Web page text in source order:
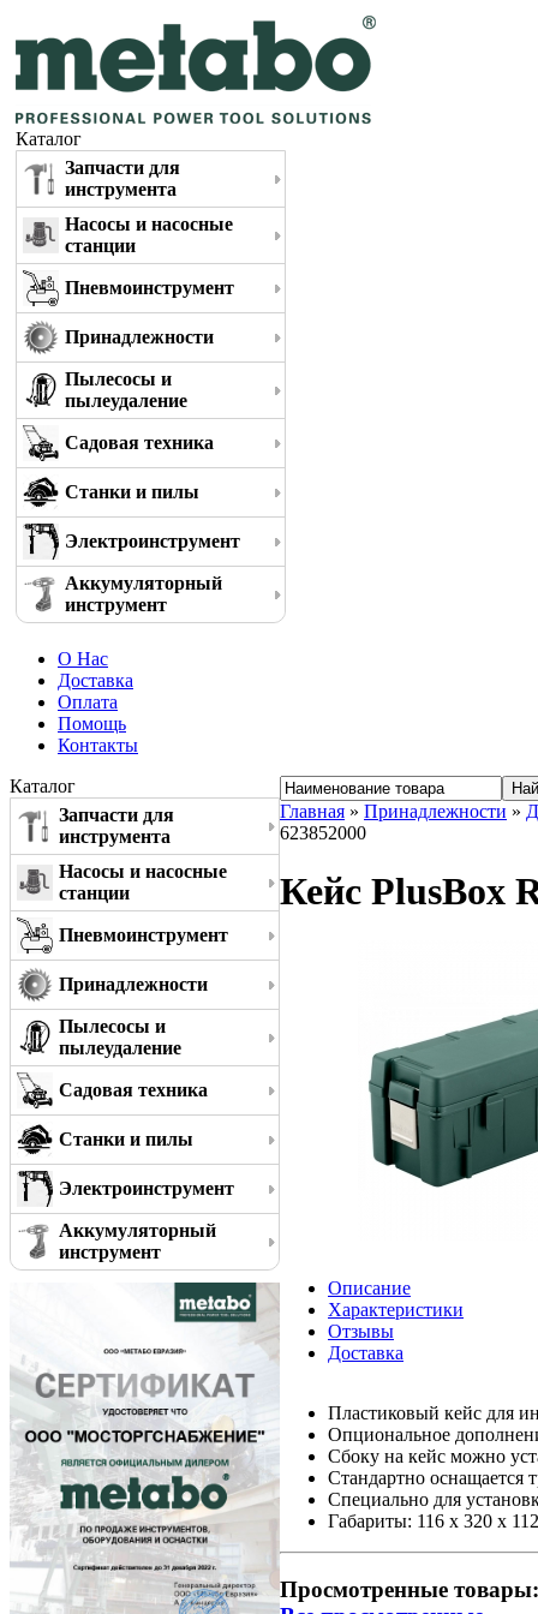
Каталог
Запчасти для
инструмента
Насосы и насосные
станции
Пневмоинструмент
Принадлежности
Пылесосы и
пылеудаление
Садовая техника
Станки и пилы
Электроинструмент
Аккумуляторный
инструмент
О Нас
Доставка
Оплата
Помощь
Контакты
Каталог
Запчасти для
инструмента
Насосы и насосные
станции
Пневмоинструмент
Принадлежности
Пылесосы и
пылеудаление
Садовая техника
Станки и пилы
Электроинструмент
Аккумуляторный
инструмент
Главная » Принадлежности »
623852000
Кейс PlusBox
Описание
Характеристики
Отзывы
Доставка
Пластиковый кейс для
Опциональное
Сбоку на кейс можно
Стандартно оснащается
Специально для
Габариты: 116 x 320 x
Просмотренные товары: